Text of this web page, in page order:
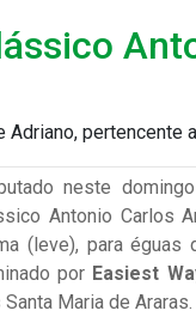
pertencente
neste
Antonio Carlos
(leve), para
por Easiest
Maria de Araras.